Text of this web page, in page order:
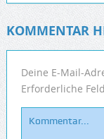
KOMMENTAR
Deine E-Mail-
Erforderliche